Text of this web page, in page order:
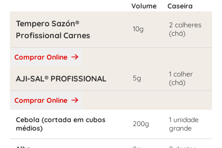
Volume
Caseira
Tempero Sazón®
Profissional Carnes
10g
2 colheres
(chá)
Comprar Online
AJI-SAL® PROFISSIONAL 5g
1 colher
(chá)
Comprar Online
Cebola (cortada em cubos
médios)
200g
1 unidade
grande